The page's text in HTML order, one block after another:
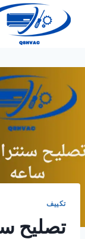
التجاوز
تكييف
تصليح